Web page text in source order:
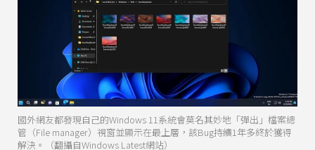
國外網友都發現自己的Windows 11系統會莫名其妙地「彈出」檔案總
管（File manager）視窗並顯示在最上層，該Bug持續1年多終於獲得
解決。（翻攝自Windows Latest網站）